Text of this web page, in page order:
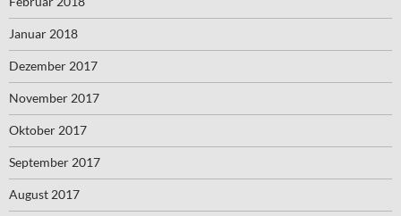
Januar 2018
Dezember 2017
November 2017
Oktober 2017
September 2017
August 2017